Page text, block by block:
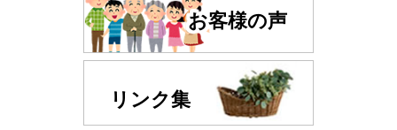
お客様の声
リンク集